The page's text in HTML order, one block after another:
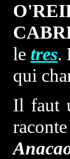
le tres.
qui
Il faut